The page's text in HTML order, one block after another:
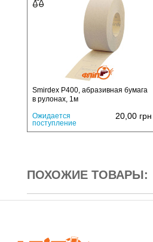
Smirdex P400, абразивная бумага
в рулонах, 1м
Ожидается
поступление
20,00 грн
ПОХОЖИЕ ТОВАРЫ: